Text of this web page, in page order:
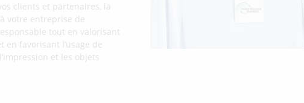
clients et partenaires, la
votre entreprise de
tout en valorisant
en favorisant l’usage de
et les objets